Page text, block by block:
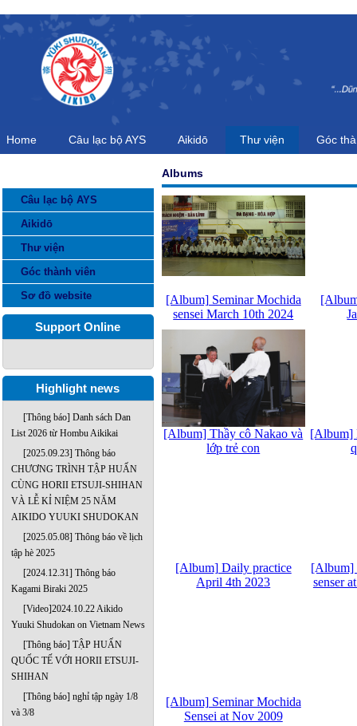
Home Câu lạc bộ AYS Aikidō Thư viện Góc
Câu lạc bộ AYS
Aikidō
Thư viện
Góc thành viên
Sơ đồ website
Support Online
Highlight news
[Thông báo] Danh sách Dan
List 2026 từ Hombu Aikikai
[2025.09.23] Thông báo
CHƯƠNG TRÌNH TẬP HUẤN
CÙNG HORII ETSUJI-SHIHAN
VÀ LỄ KỈ NIỆM 25 NĂM
AIKIDO YUUKI SHUDOKAN
[2025.05.08] Thông báo về lịch
tập hè 2025
[2024.12.31] Thông báo
Kagami Biraki 2025
[Video]2024.10.22 Aikido
Yuuki Shudokan on Vietnam News
[Thông báo] TẬP HUẤN
QUỐC TẾ VỚI HORII ETSUJI-
SHIHAN
[Thông báo] nghỉ tập ngày 1/8
và 3/8
Albums
[Album] Seminar Mochida
sensei March 10th 2024
[Album] Thầy cô Nakao và
lớp trẻ con
[Album]
[Album] Daily practice
April 4th 2023
[Album]
senser
[Album] Seminar Mochida
Sensei at Nov 2009